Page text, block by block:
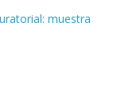
muestra